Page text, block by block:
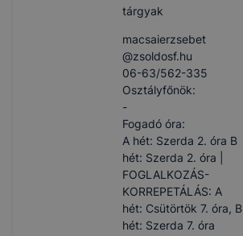
tárgyak
macsaierzsebet​
@zsoldosf.hu
06-63/562-335
Osztályfőnök:
-
Fogadó óra:
A hét: Szerda 2. óra B
hét: Szerda 2. óra |
FOGLALKOZÁS-
KORREPETÁLÁS: A
hét: Csütörtök 7. óra, B
hét: Szerda 7. óra